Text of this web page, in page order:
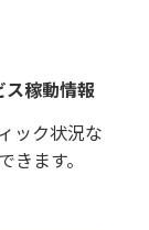
ス稼動情報
ック状況な
きます。